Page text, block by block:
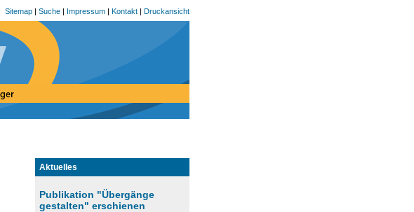
Sitemap | Suche | Impressum | Kontakt | Druckansicht
Aktuelles
Publikation "Übergänge
gestalten" erschienen